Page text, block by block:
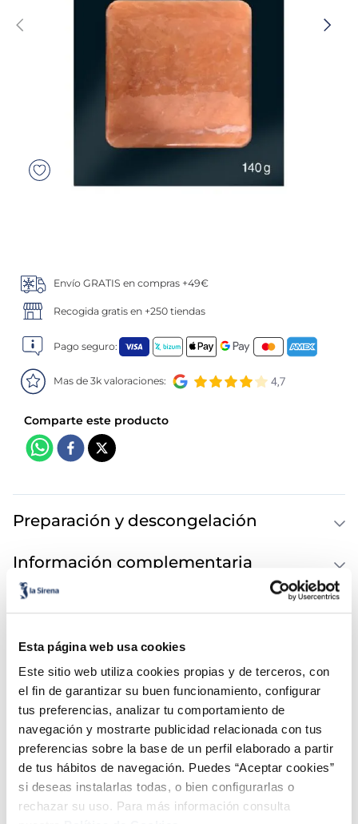
Esta página web usa cookies
Este sitio web utiliza cookies propias y de terceros, con
el fin de garantizar su buen funcionamiento, configurar
tus preferencias, analizar tu comportamiento de
navegación y mostrarte publicidad relacionada con tus
preferencias sobre la base de un perfil elaborado a partir
de tus hábitos de navegación. Puedes “Aceptar cookies”
si deseas instalarlas todas, o bien configurarlas o
rechazar su uso. Para más información consulta
Envío GRATIS en compras +49€
Recogida gratis en +250 tiendas
Pago seguro:
Mas de 3k valoraciones:
Preparación y descongelación
Información complementaria
Información Nutricional
¡Combínalo y hazte un menú de 10!